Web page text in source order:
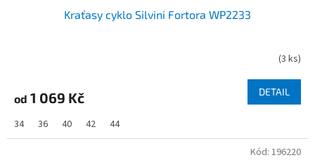
Kraťasy cyklo Silvini Fortora WP2233
(3 ks)
od 1 069 Kč DETAIL
34 36 40 42 44
Kód: 196220